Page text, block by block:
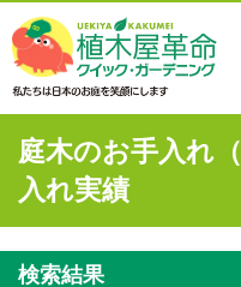
庭木のお手入れ
入れ実績
検索結果